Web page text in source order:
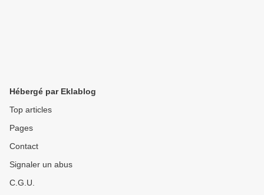
Hébergé par Eklablog
Top articles
Pages
Contact
Signaler un abus
C.G.U.